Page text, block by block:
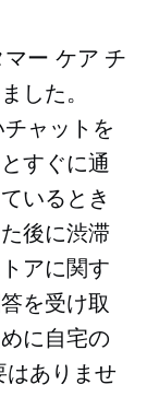
ー ケア チ
した。
ャットを
すぐに通
いるとき
後に渋滞
アに関す
を受け取
に自宅の
はありませ